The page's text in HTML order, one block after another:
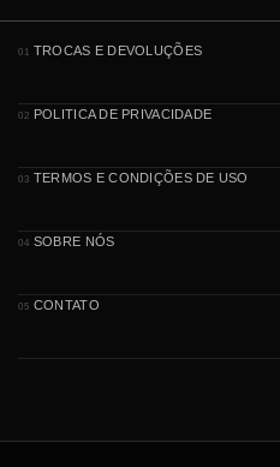
01 TROCAS E DEVOLUÇÕES
02 POLITICA DE PRIVACIDADE
03 TERMOS E CONDIÇÕES DE USO
04 SOBRE NÓS
05 CONTATO